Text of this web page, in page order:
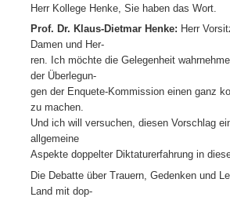
Herr Kollege Henke, Sie haben das Wort.
Prof. Dr. Klaus-Dietmar Henke: Herr
Damen und Her-
ren. Ich möchte die Gelegenheit
der Überlegun-
gen der Enquete-Kommission einen ganz
zu machen.
Und ich will versuchen, diesen Vorschlag
allgemeine
Aspekte doppelter Diktaturerfahrung in
Die Debatte über Trauern, Gedenken und
Land mit dop-